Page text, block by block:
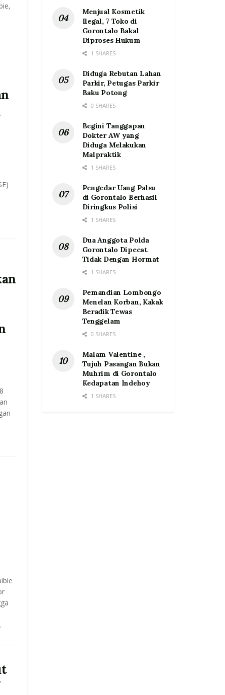
Menjual Kosmetik
Ilegal, 7 Toko di
Gorontalo Bakal
Diproses Hukum
1 SHARES
Diduga Rebutan Lahan
Parkir, Petugas Parkir
Baku Potong
0 SHARES
Begini Tanggapan
Dokter AW yang
Diduga Melakukan
Malpraktik
1 SHARES
Pengedar Uang Palsu
di Gorontalo Berhasil
Diringkus Polisi
1 SHARES
Dua Anggota Polda
Gorontalo Dipecat
Tidak Dengan Hormat
1 SHARES
Pemandian Lombongo
Menelan Korban, Kakak
Beradik Tewas
Tenggelam
0 SHARES
Malam Valentine ,
Tujuh Pasangan Bukan
Muhrim di Gorontalo
Kedapatan Indehoy
1 SHARES